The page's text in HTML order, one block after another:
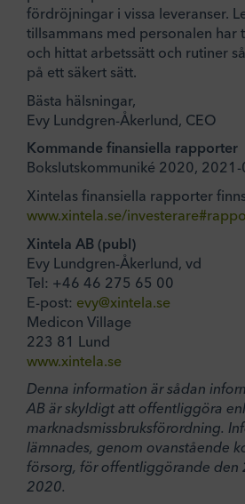
fördröjningar i vissa leveranser.
tillsammans med personalen har
och hittat arbetssätt och rutiner
på ett säkert sätt.
Bästa hälsningar,
Evy Lundgren-Åkerlund, CEO
Kommande finansiella rapporter
Bokslutskommuniké 2020,
Xintelas finansiella rapporter
www.xintela.se/
Xintela AB (publ)
Evy Lundgren-Åkerlund, vd
Tel: +46 46 275 65 00
E-post: evy@xintela.se
Medicon Village
223 81 Lund
www.xintela.se
Denna information är sådan
AB är skyldigt att offentliggöra
marknadsmissbruksförordning.
lämnades, genom ovanstående
försorg, för offentliggörande den
2020.